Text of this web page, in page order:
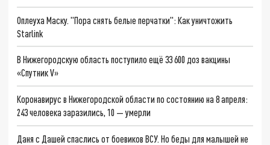
Оплеуха Маску. "Пора снять белые перчатки": Как уничтожить
Starlink
В Нижегородскую область поступило ещё 33 600 доз вакцины
«Спутник V»
Коронавирус в Нижегородской области по состоянию на 8 апреля:
243 человека заразились, 10 — умерли
Даня с Дашей спаслись от боевиков ВСУ. Но беды для малышей не